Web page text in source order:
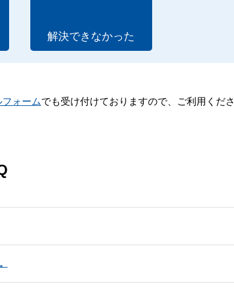
解決できなかった
ォームでも受け付けておりますので、ご利用くださ